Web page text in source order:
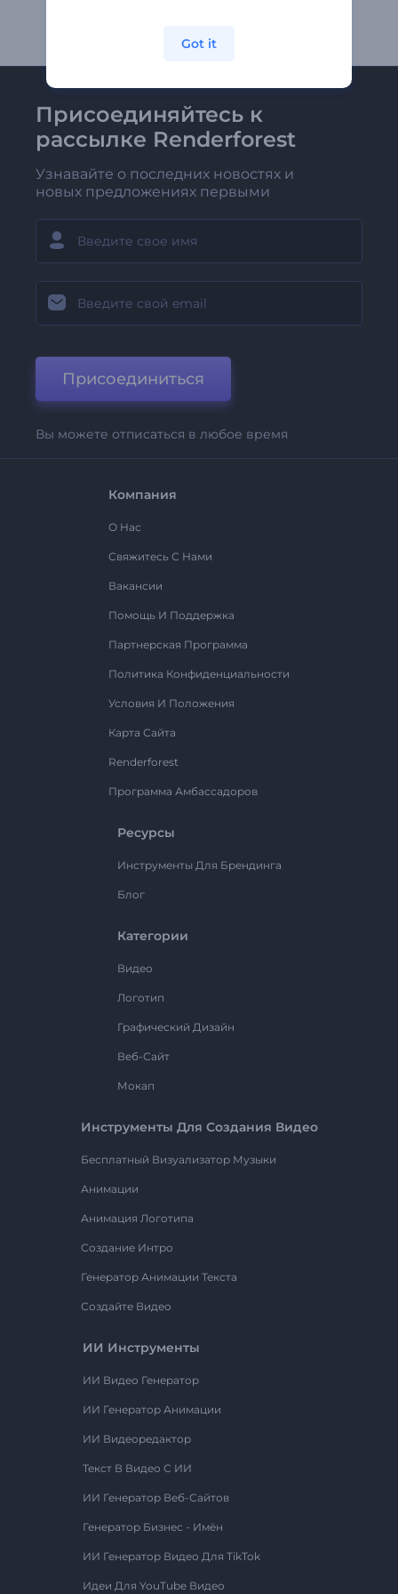
Присоединяйтесь к
рассылке Renderforest
Узнавайте о последних новостях и
новых предложениях первыми
Присоединиться
Вы можете отписаться в любое время
Компания
О Нас
Свяжитесь С Нами
Вакансии
Помощь И Поддержка
Партнерская Программа
Политика Конфиденциальности
Условия И Положения
Карта Сайта
Renderforest
Программа Амбассадоров
Ресурсы
Инструменты Для Брендинга
Блог
Категории
Видео
Логотип
Графический Дизайн
Веб-Сайт
Мокап
Инструменты Для Создания Видео
Бесплатный Визуализатор Музыки
Анимации
Анимация Логотипа
Создание Интро
Генератор Анимации Текста
Создайте Видео
ИИ Инструменты
ИИ Видео Генератор
ИИ Генератор Анимации
ИИ Видеоредактор
Текст В Видео С ИИ
ИИ Генератор Веб-Сайтов
Генератор Бизнес - Имён
ИИ Генератор Видео Для TikTok
Идеи Для YouTube Видео
Got it